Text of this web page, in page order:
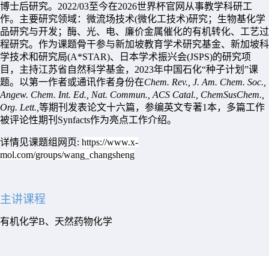
博士后研究。 2022/03至今在2026世界杯官网从事教学科研工
作。主要研究领域：微流场技术(微化工技术)研究；生物基化学
品研究与开发；酶、光、电、廉价金属催化的有机转化、工艺过
程研究。作为课题骨干参与新加坡教育学术研究基金、新加坡科
学技术和研究局(A*STAR)、日本学术振兴会(JSPS)的研究项
目，主持江苏省自然科学基金， 2023年中国石化“种子计划”课
题。以第一作者或通讯作者身份在Chem. Rev., J. Am. Chem. Soc.,
Angew. Chem. Int. Ed., Nat. Commun., ACS Catal., ChemSusChem.,
Org. Lett., 等期刊发表论文十六篇，参编英文专著1本，多篇工作
被评论性期刊 Synfacts作为亮点工作介绍。
详情见课题组网页: https://www.x-
mol.com/groups/wang_changsheng
主讲课程
有机化学B、天然药物化学